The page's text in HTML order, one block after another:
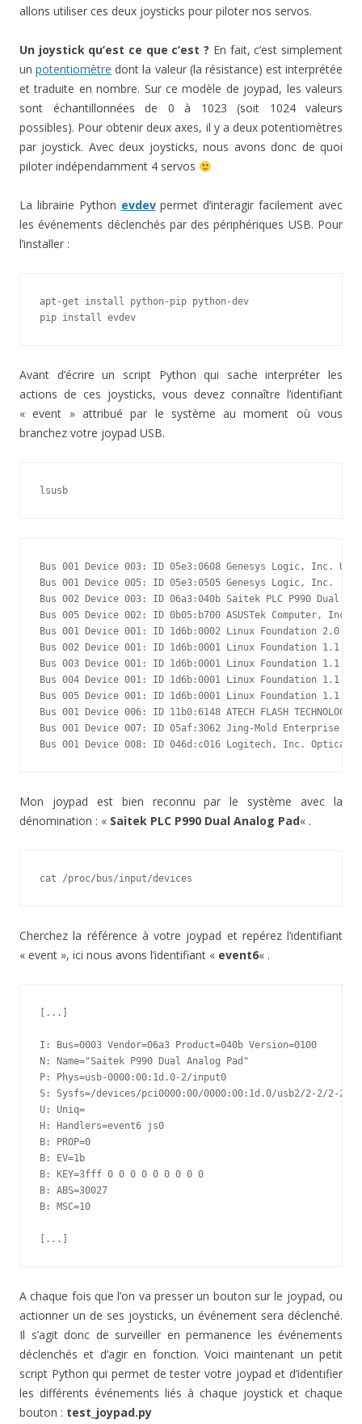
allons utiliser ces deux joysticks pour piloter nos servos.
Un joystick qu’est ce que c’est ? En fait, c’est simplement
unpotentiomètre dont la valeur (la résistance) est interprétée
et traduite en nombre. Sur ce modèle de joypad, les valeurs
sont échantillonnées de 0 à 1023 (soit 1024 valeurs
possibles). Pour obtenir deux axes, il y a deux potentiomètres
par joystick. Avec deux joysticks, nous avons donc de quoi
piloter indépendamment 4 servos
La librairie Python evdevpermet d’interagir facilement avec
les événements déclenchés par des périphériques USB. Pour
l’installer :
apt-get install python-pip python-dev
pip install evdev
Avant d’écrire un script Python qui sache interpréter les
actions de ces joysticks, vous devez connaître l’identifiant
« event » attribué par le système au moment où vous
branchez votre joypad USB.
lsusb
Bus 001 Device 003: ID 05e3:0608 Genesys Logic, Inc.
Bus 001 Device 005: ID 05e3:0505 Genesys Logic, Inc.
Bus 002 Device 003: ID 06a3:040b Saitek PLC P990 Dual
Bus 005 Device 002: ID 0b05:b700 ASUSTek Computer, Inc.
Bus 001 Device 001: ID 1d6b:0002 Linux Foundation 2.0
Bus 002 Device 001: ID 1d6b:0001 Linux Foundation 1.1
Bus 003 Device 001: ID 1d6b:0001 Linux Foundation 1.1
Bus 004 Device 001: ID 1d6b:0001 Linux Foundation 1.1
Bus 005 Device 001: ID 1d6b:0001 Linux Foundation 1.1
Bus 001 Device 006: ID 11b0:6148 ATECH FLASH TECHNOLOGY
Bus 001 Device 007: ID 05af:3062 Jing-Mold Enterprise
Bus 001 Device 008: ID 046d:c016 Logitech, Inc. Optical
Mon joypad est bien reconnu par le système avec la
dénomination : « Saitek PLC P990 Dual Analog Pad« .
cat /proc/bus/input/devices
Cherchez la référence à votre joypad et repérez l’identifiant
« event », ici nous avons l’identifiant « event6« .
[...]
I: Bus=0003 Vendor=06a3 Product=040b Version=0100
N: Name="Saitek P990 Dual Analog Pad"
P: Phys=usb-0000:00:1d.0-2/input0
S: Sysfs=/devices/pci0000:00/0000:00:1d.0/usb2/2-2/2-
U: Uniq=
H: Handlers=event6 js0
B: PROP=0
B: EV=1b
B: KEY=3fff 0 0 0 0 0 0 0 0 0
B: ABS=30027
B: MSC=10
[...]
A chaque fois que l’on va presser un bouton sur le joypad, ou
actionner un de ses joysticks, un événement sera déclenché.
Il s’agit donc de surveiller en permanence les événements
déclenchés et d’agir en fonction. Voici maintenant un petit
script Python qui permet de tester votre joypad et d’identifier
les différents événements liés à chaque joystick et chaque
bouton : test_joypad.py